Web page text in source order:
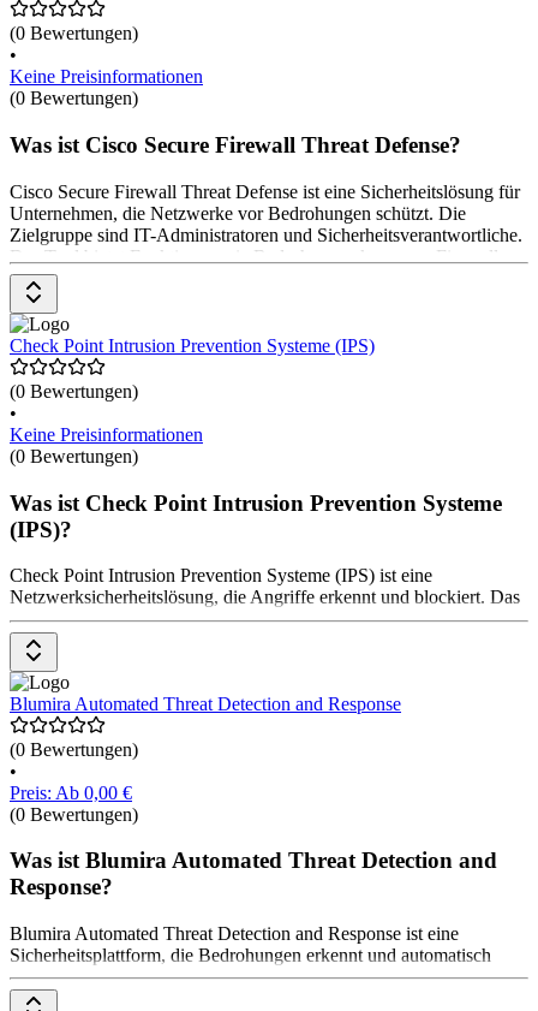
(0 Bewertungen)
•
Keine Preisinformationen
(0 Bewertungen)
Was ist Cisco Secure Firewall Threat Defense?
Cisco Secure Firewall Threat Defense ist eine Sicherheitslösung für
Unternehmen, die Netzwerke vor Bedrohungen schützt. Die
Zielgruppe sind IT-Administratoren und Sicherheitsverantwortliche.
Das Tool bietet Funktionen wie Bedrohungserkennung, Firewall-
Schutz und VPN-Integration. Es ermöglicht die zentrale Verwaltung
von Sicherheitsrichtlinien und die Überwachung des
Netzwerkverkehrs. Preisinformationen sind auf Anfrage erhältlich.
Check Point Intrusion Prevention Systeme (IPS)
(0 Bewertungen)
•
Keine Preisinformationen
(0 Bewertungen)
Was ist Check Point Intrusion Prevention Systeme
(IPS)?
Check Point Intrusion Prevention Systeme (IPS) ist eine
Netzwerksicherheitslösung, die Angriffe erkennt und blockiert. Das
System analysiert den Netzwerkverkehr in Echtzeit, um Signaturen
bekannter Bedrohungen und verdächtige Verhaltensmuster zu
identifizieren. Es verhindert, dass bösartiger Traffic in das Netzwerk
gelangt, und schützt vor Exploits und Zero-Day-Angriffen. Check
Point IPS ist darauf ausgelegt, Netzwerke vor einer Vielzahl von
Cyberbedrohungen zu schützen. Die Preise gibt es auf Anfrage beim
Anbieter.
Blumira Automated Threat Detection and Response
(0 Bewertungen)
•
Preis: Ab 0,00 €
(0 Bewertungen)
Was ist Blumira Automated Threat Detection and
Response?
Blumira Automated Threat Detection and Response ist eine
Sicherheitsplattform, die Bedrohungen erkennt und automatisch
darauf reagiert. Die Software sammelt und analysiert Log-Daten, um
verdächtige Aktivitäten zu identifizieren und Alarmierungen zu